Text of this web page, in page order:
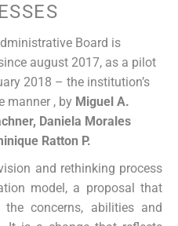
Board is
august 2017, as a pilot
2018 – the institution’s
manner , by Miguel A.
Daniela Morales
Ratton P.
and rethinking process
model, a proposal that
concerns, abilities and